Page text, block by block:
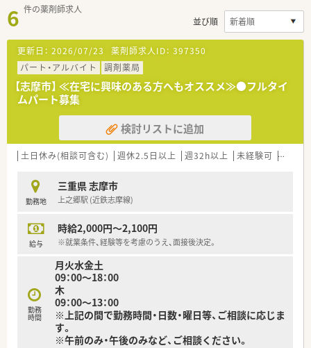
6 件の薬剤師求人
並び順
更新日： 2026/07/23 薬剤師求人ID： 397350
パート・アルバイト
調剤薬局
【志摩市】 ≪在宅に興味のある方へもオススメ≫●フルタイ
ムパート募集
検討リストに追加
土日休み(相談可含む) 週休2.5日以上 週32h以上 未経験可 ブラン
勤務地
三重県 志摩市
上之郷駅 (近鉄志摩線)
給与
時給2,000円～2,100円
※就業条件、経験等を考慮のうえ、面接後決定。
勤務
時間
月火水金土
09：00～18：00
木
09：00～13：00
※上記の間で勤務時間・日数・曜日等、ご相談に応じま
す。
※午前のみ・午後のみなど、ご相談ください。